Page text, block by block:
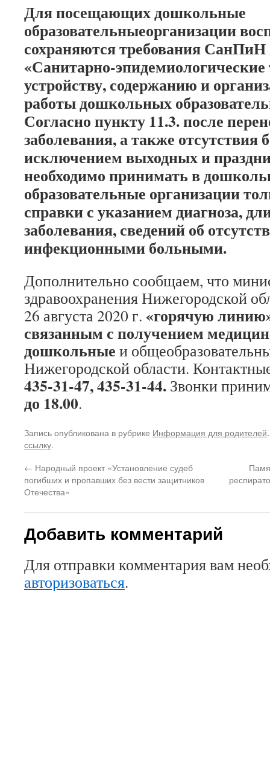
Для посещающих дошкольные
образовательныеорганизации
сохраняются требования СанПиН
«Санитарно-эпидемиологические
устройству, содержанию и
работы дошкольных
Согласно пункту 11.3. после
заболевания, а также отсутствия
исключением выходных и
необходимо принимать в
образовательные организации
справки с указанием диагноза,
заболевания, сведений об
инфекционными больными.
Дополнительно сообщаем, что
здравоохранения Нижегородской
26 августа 2020 г. «горячую
связанным с получением
дошкольные и
Нижегородской области.
435-31-47, 435-31-44. Звонки
до 18.00.
Запись опубликована в рубрике Информация для родителей
ссылку.
← Народный проект «Установление судеб
погибших и пропавших без вести защитников
Отечества»
Добавить комментарий
Для отправки комментария вам
авторизоваться.